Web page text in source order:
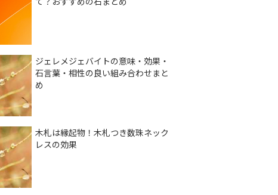
ジェレメジェバイトの意味・効果・
石言葉・相性の良い組み合わせまと
め
木札は縁起物！木札つき数珠ネック
レスの効果